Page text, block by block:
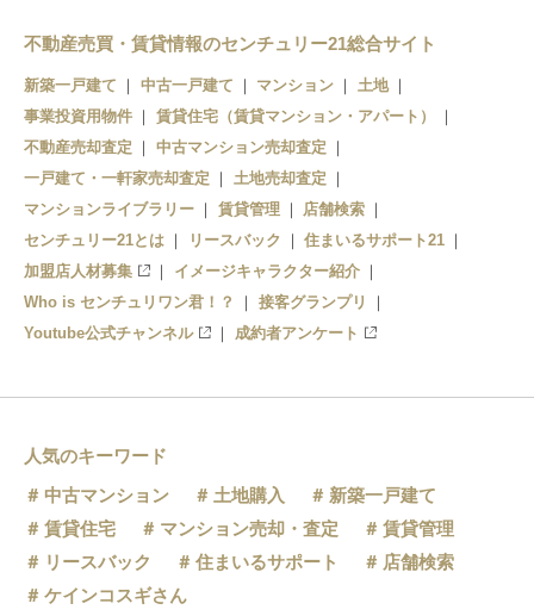
不動産売買・賃貸情報のセンチュリー21総合サイト
新築一戸建て 中古一戸建て マンション
土地
事業投資用物件
賃貸住宅（賃貸マンション・アパート）
不動産売却査定
中古マンション売却査定
一戸建て・一軒家売却査定
土地売却査定
マンションライブラリー
賃貸管理
店舗検索
センチュリー21とは
リースバック
住まいるサポート21
加盟店人材募集
イメージキャラクター紹介
Who is センチュリワン君！？
接客グランプリ
Youtube公式チャンネル
成約者アンケート
人気のキーワード
中古マンション
土地購入
新築一戸建て
賃貸住宅
マンション売却・査定
賃貸管理
リースバック
住まいるサポート
店舗検索
ケインコスギさん